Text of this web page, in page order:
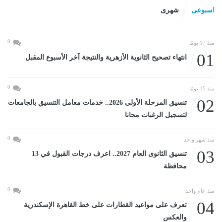
اسبوعى شهرى
منذ 17 يومًا 0
01 انتهاء تصحيح الثانوية الأزهرية والنتيجة آخر الأسبوع المقبل
منذ 15 يومًا 0
02
تنسيق المرحلة الأولى 2026.. خدمات معامل التنسيق بالجامعات
لتسجيل الرغبات مجانا
منذ شهر واحد 0
03
تنسيق الثانوى العام 2027.. اعرف درجات القبول في 13
محافظة
منذ عام واحد 0
04
تعرف على مواعيد القطارات على خط القاهرة الإسكندرية
والعكس